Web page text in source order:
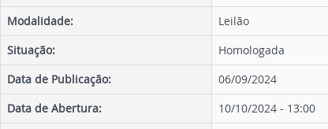
Modalidade:
Leilão
Situação:
Homologada
Data de Publicação:
06/09/2024
Data de Abertura:
10/10/2024 - 13:00